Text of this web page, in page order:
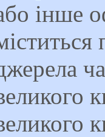
інше